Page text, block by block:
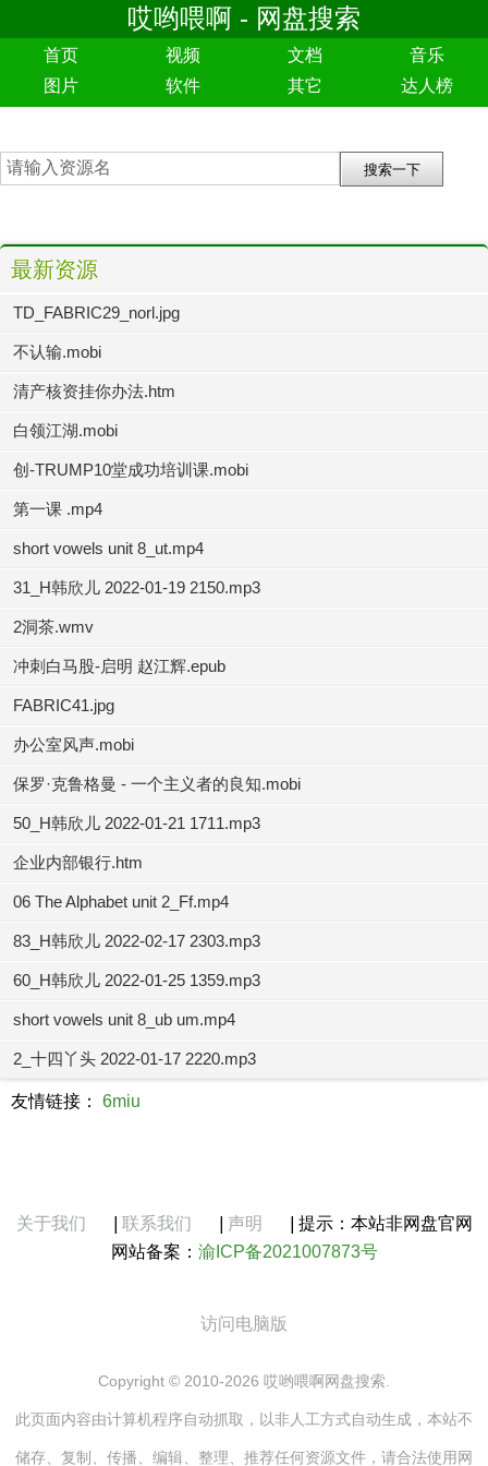
哎哟喂啊 - 网盘搜索
首页 视频 文档
音乐
图片
软件 其它 达人榜
最新资源
TD_FABRIC29_norl.jpg
不认输.mobi
清产核资挂你办法.htm
白领江湖.mobi
创-TRUMP10堂成功培训课.mobi
第一课 .mp4
short vowels unit 8_ut.mp4
31_H韩欣儿 2022-01-19 2150.mp3
2洞茶.wmv
冲刺白马股-启明 赵江辉.epub
FABRIC41.jpg
办公室风声.mobi
保罗·克鲁格曼 - 一个主义者的良知.mobi
50_H韩欣儿 2022-01-21 1711.mp3
企业内部银行.htm
06 The Alphabet unit 2_Ff.mp4
83_H韩欣儿 2022-02-17 2303.mp3
60_H韩欣儿 2022-01-25 1359.mp3
short vowels unit 8_ub um.mp4
2_十四丫头 2022-01-17 2220.mp3
友情链接： 6miu
关于我们 联系我们 声明
提示：本站非网盘官网
网站备案： 渝ICP备2021007873号
访问电脑版
Copyright © 2010-2026 哎哟喂啊网盘搜索.
此页面内容由计算机程序自动抓取，以非人工方式自动生成，本站不
储存、复制、传播、编辑、整理、推荐任何资源文件，请合法使用网